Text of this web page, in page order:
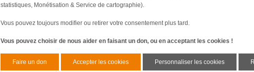
Alors,
Document à signer 7
statistiques, Monétisation & Service de cartographie).
Vous pouvez toujours modifier ou retirer votre consentement plus tard.
Vous pouvez choisir de nous aider en faisant un don, ou en acceptant les cookies !
Faire un don Accepter les cookies Personnaliser les cookies